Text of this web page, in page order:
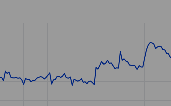
from 54.72 to 60.4.